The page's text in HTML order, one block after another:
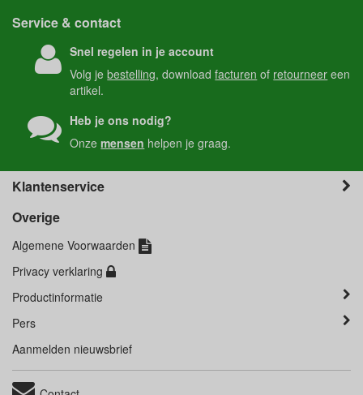
Service & contact
Snel regelen in je account
Volg jebestelling, downloadfacturen of retourneer een
artikel.
Heb je ons nodig?
Onzemensen helpen je graag.
Klantenservice
Overige
Algemene Voorwaarden
Privacy verklaring
Productinformatie
Pers
Aanmelden nieuwsbrief